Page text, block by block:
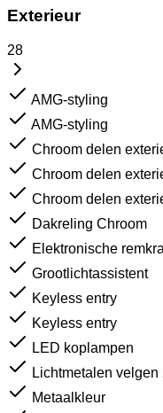
Exterieur
28
AMG-styling
AMG-styling
Chroom delen
Chroom delen
Chroom delen
Dakreling Chroom
Elektronische
Grootlichtassistent
Keyless entry
Keyless entry
LED koplampen
Lichtmetalen velgen
Metaalkleur